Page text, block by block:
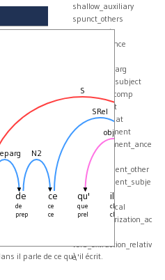
de
de
prep
ce
ce
ce
qu'
que
prel
il
cln
cln
subject
object
SRel
N2
S
il parle de ce qu\'il écrit.
shallow_auxiliary
spunct_others
agreement
clitic_sequence
collect_real_arg
collect_real_subject
real_group_comp
true_subject
v_with_subcat
verb_agreement
verb_agreement_ance
verb_argument_other
verb_argument_subje
ct
verb_canonical
verb_categorization_ac
verb_extraction_relativ
e